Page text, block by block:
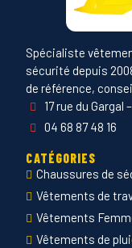
Spécialiste
sécurité depuis
de référence,
17 rue du Gargal
04 68 87 48 16
CATÉGORIES
Chaussures de
Vêtements de
Vêtements
Vêtements de